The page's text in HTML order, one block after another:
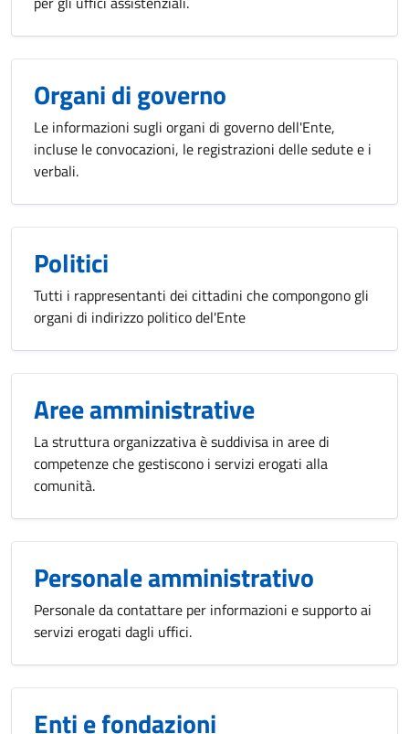
Organi di governo
Le informazioni sugli organi di governo dell'Ente,
incluse le convocazioni, le registrazioni delle sedute e i
verbali.
Politici
Tutti i rappresentanti dei cittadini che compongono gli
organi di indirizzo politico del'Ente
Aree amministrative
La struttura organizzativa è suddivisa in aree di
competenze che gestiscono i servizi erogati alla
comunità.
Personale amministrativo
Personale da contattare per informazioni e supporto ai
servizi erogati dagli uffici.
Enti e fondazioni